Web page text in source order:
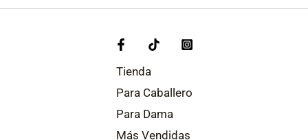
Tienda
Para Caballero
Para Dama
Más Vendidas